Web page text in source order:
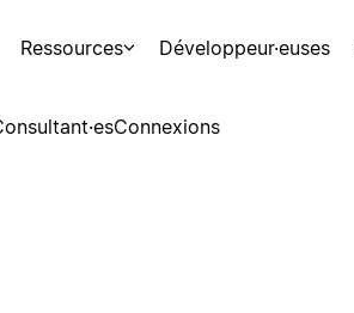
Ressources Développeur·euses
Connexions